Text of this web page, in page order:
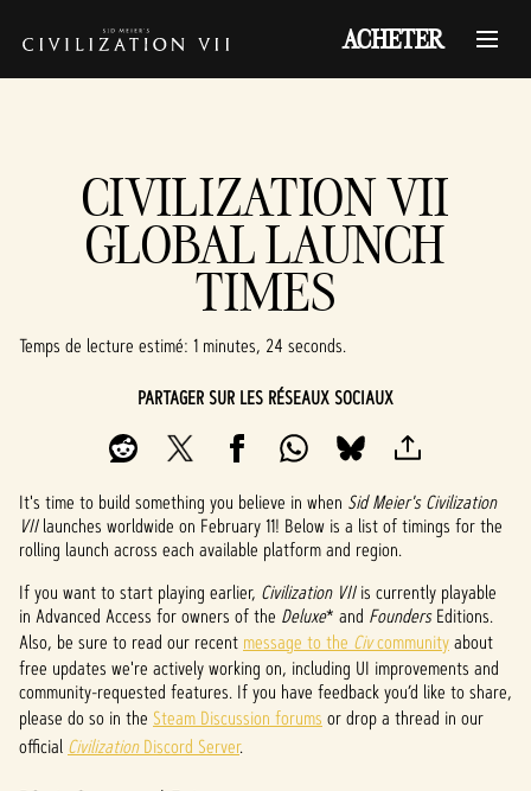
ACHETER
CIVILIZATION VII
GLOBAL LAUNCH
TIMES
Temps de lecture estimé 1 minutes, 24 seconds
PARTAGER SUR LES RÉSEAUX SOCIAUX
It's time to build something you believe in when Sid Meier's Civilization
VIIlaunches worldwide on February 11! Below is a list of timings for the
rolling launch across each available platform and region.
If you want to start playing earlier, Civilization VIIis currently playable
in Advanced Access for owners of the Deluxe* and FoundersEditions.
Also, be sure to read our recent message to the Civcommunityabout
free updates we're actively working on, including UI improvements and
community-requested features. If you have feedback you’d like to share,
please do so in the Steam Discussion forums or drop a thread in our
official CivilizationDiscord Server.